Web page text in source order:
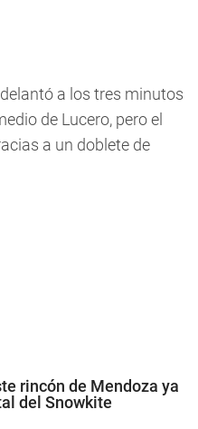
a los tres minutos
de Lucero, pero el
a un doblete de
rincón de Mendoza ya
del Snowkite